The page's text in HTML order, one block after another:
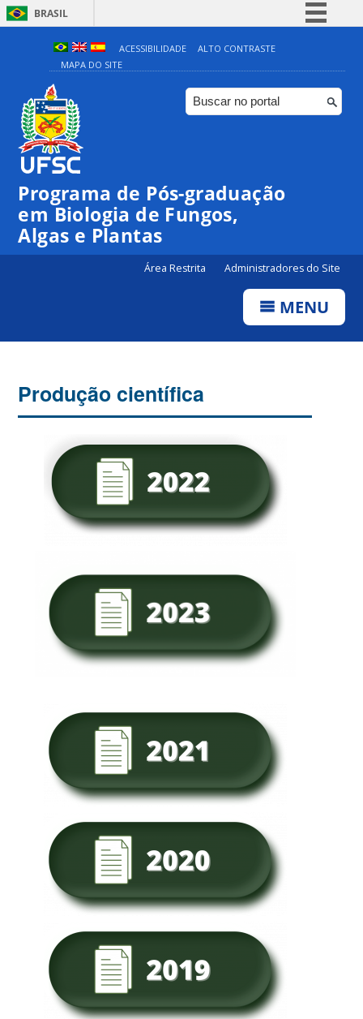
BRASIL
Simplifique!
Comunica BR
Participe
ACESSIBILIDADE
ALTO CONTRASTE
MAPA DO SITE
Programa de Pós-graduação
em Biologia de Fungos,
Algas e Plantas
Área Restrita Administradores do Site
MENU
Produção científica